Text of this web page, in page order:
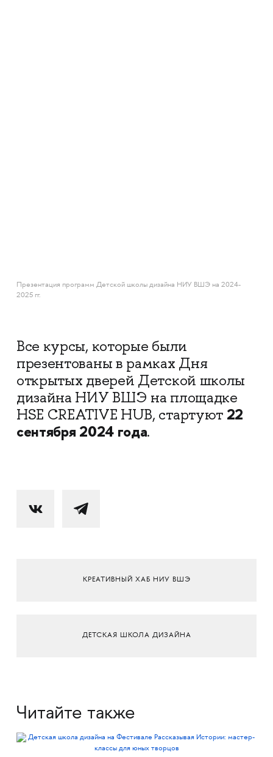
Презентация программ Детской школы дизайна НИУ ВШЭ на 2024-
2025 гг.
Все курсы, которые были
презентованы в рамках Дня
открытых дверей Детской школы
дизайна НИУ ВШЭ на площадке
HSE CREATIVE HUB, стартуют 22
сентября 2024 года.
КРЕАТИВНЫЙ ХАБ НИУ ВШЭ
ДЕТСКАЯ ШКОЛА ДИЗАЙНА
Читайте также